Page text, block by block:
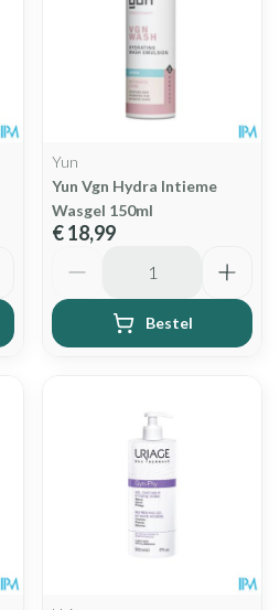
Yun
Yun Vgn Hydra Intieme
Wasgel 150ml
€ 18,99
Bestel